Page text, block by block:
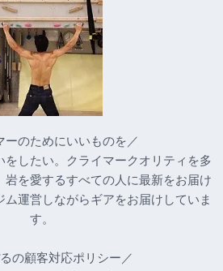
ーのためにいいものを／
をしたい。クライマークオリティを多
岩を愛するすべての人に最新をお届け
ム運営しながらギアをお届けしていま
す。
の顧客対応ポリシー／